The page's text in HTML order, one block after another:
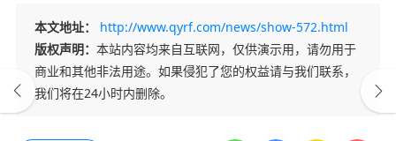
本文地址：
http://www.qyrf.com/news/show-572.html
版权声明： 本站内容均来自互联网，仅供演示用，请勿用于
商业和其他非法用途。如果侵犯了您的权益请与我们联系，
我们将在24小时内删除。